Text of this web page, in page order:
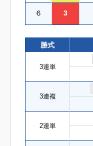
６ 3
勝式
3連単
3連複
2連単